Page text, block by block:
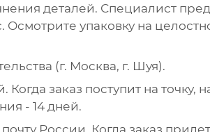
деталей. Специалист
Осмотрите упаковку на
(г. Москва, г. Шуя).
заказ поступит на точку,
- 14 дней.
России. Когда заказ